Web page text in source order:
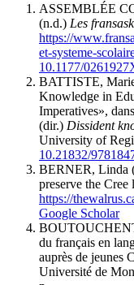
ASSEMBLÉE
(n.d.) Les
https://
et-systeme-
10.1177/
BATTISTE,
Knowledge in
Imperatives»,
(dir.) Dissident
University of
10.21832/
BERNER, Linda
preserve the Cree
https://
Google Scholar
du français en
auprès de jeunes
Université de